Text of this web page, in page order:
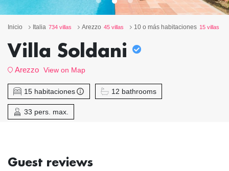
Inicio Italia 734 villas Arezzo 45 villas 10 o más habitaciones 15 villas
Villa Soldani
Arezzo View on Map
15 habitaciones 12 bathrooms
33 pers. max.
Guest reviews